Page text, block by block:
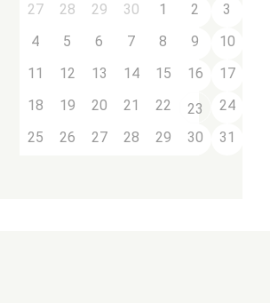
27
28 29 30 1 2
3
4
5 6 7 8 9
10
11
12 13 14 15 16
17
18
19 20 21 22 23
24
25
26 27 28 29 30 31